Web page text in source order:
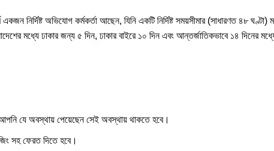
একজন নির্দিষ্ট অভিযোগ কর্মকর্তা আছেন, যিনি একটি নির্দিষ্ট সময়সীমার (সাধারণত ৪৮
মধ্যে ঢাকার জন্য ৫ দিন, ঢাকার বাইরে ১০ দিন এবং আন্তর্জাতিকভাবে ১৪ দিনের
যে অবস্থায় পেয়েছেন সেই অবস্থায় থাকতে হবে।
সহ ফেরত দিতে হবে।